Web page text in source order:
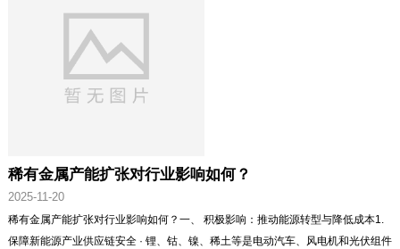
稀有金属产能扩张对行业影响如何？
2025-11-20
稀有金属产能扩张对行业影响如何？一、 积极影响：推动能源转型与降低成本1.
保障新能源产业供应链安全 · 锂、钴、镍、稀土等是电动汽车、风电机和光伏组件